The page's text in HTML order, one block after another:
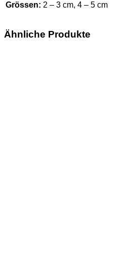
Grössen: 2 – 3 cm, 4 – 5 cm
Ähnliche Produkte